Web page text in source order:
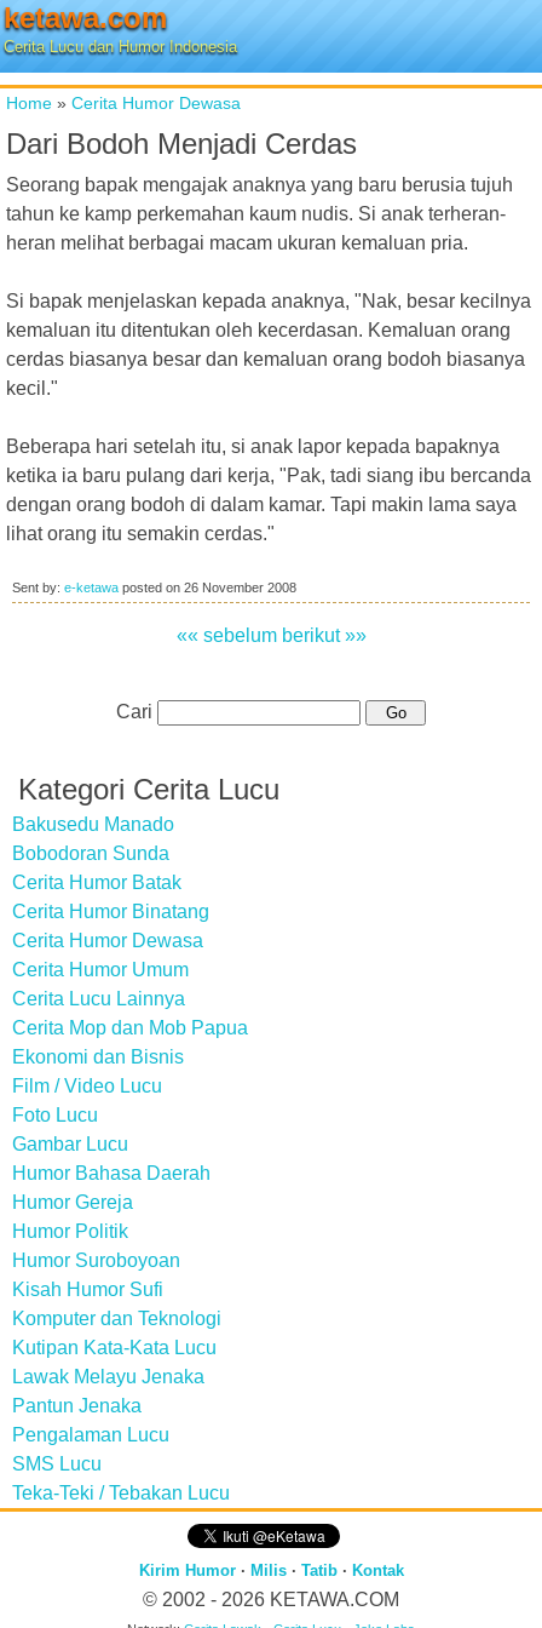
ketawa.com
Cerita Lucu dan Humor Indonesia
Home » Cerita Humor Dewasa
Dari Bodoh Menjadi Cerdas
Seorang bapak mengajak anaknya yang baru berusia tujuh
tahun ke kamp perkemahan kaum nudis. Si anak terheran-
heran melihat berbagai macam ukuran kemaluan pria.
Si bapak menjelaskan kepada anaknya, "Nak, besar kecilnya
kemaluan itu ditentukan oleh kecerdasan. Kemaluan orang
cerdas biasanya besar dan kemaluan orang bodoh biasanya
kecil."
Beberapa hari setelah itu, si anak lapor kepada bapaknya
ketika ia baru pulang dari kerja, "Pak, tadi siang ibu bercanda
dengan orang bodoh di dalam kamar. Tapi makin lama saya
lihat orang itu semakin cerdas."
Sent by: e-ketawa posted on 26 November 2008
«« sebelum berikut »»
Cari
Kategori Cerita Lucu
Bakusedu Manado
Bobodoran Sunda
Cerita Humor Batak
Cerita Humor Binatang
Cerita Humor Dewasa
Cerita Humor Umum
Cerita Lucu Lainnya
Cerita Mop dan Mob Papua
Ekonomi dan Bisnis
Film / Video Lucu
Foto Lucu
Gambar Lucu
Humor Bahasa Daerah
Humor Gereja
Humor Politik
Humor Suroboyoan
Kisah Humor Sufi
Komputer dan Teknologi
Kutipan Kata-Kata Lucu
Lawak Melayu Jenaka
Pantun Jenaka
Pengalaman Lucu
SMS Lucu
Teka-Teki / Tebakan Lucu
Kirim Humor· Milis· Tatib· Kontak
© 2002 - 2026 KETAWA.COM